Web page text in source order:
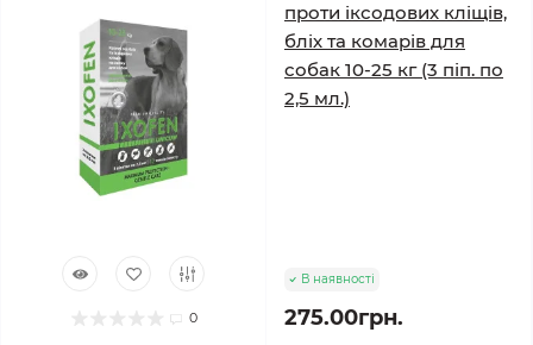
0
проти іксодових кліщів,
бліх та комарів для
собак 10-25 кг (3 піп. по
2,5 мл.)
В наявності
275.00грн.